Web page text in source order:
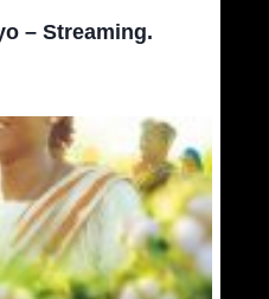
– Streaming.